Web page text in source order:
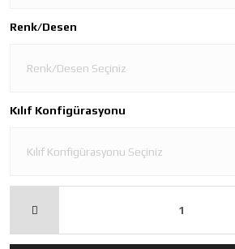
Renk/Desen
Kılıf Konfigürasyonu